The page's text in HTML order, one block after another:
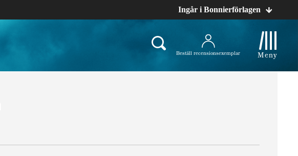
Ingår i Bonnierförlagen
Beställ recensionsexemplar Meny